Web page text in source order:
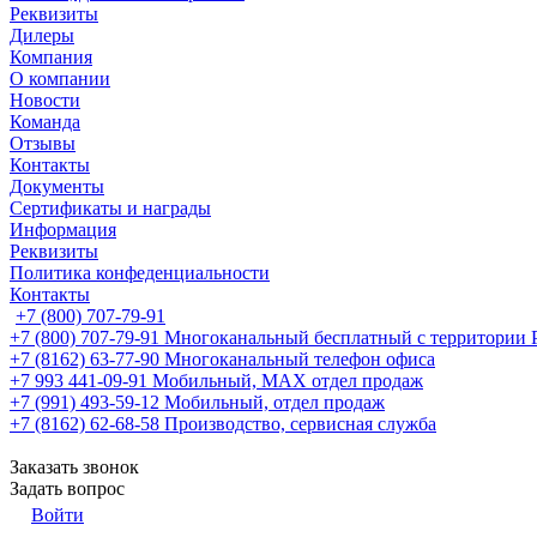
Реквизиты
Дилеры
Компания
О компании
Новости
Команда
Отзывы
Контакты
Документы
Сертификаты и награды
Информация
Реквизиты
Политика конфеденциальности
Контакты
+7 (800) 707-79-91
+7 (800) 707-79-91 Многоканальный бесплатный с территории
+7 (8162) 63-77-90 Многоканальный телефон офиса
+7 993 441-09-91 Мобильный, MAX отдел продаж
+7 (991) 493-59-12 Мобильный, отдел продаж
+7 (8162) 62-68-58 Производство, сервисная служба
Заказать звонок
Задать вопрос
Войти